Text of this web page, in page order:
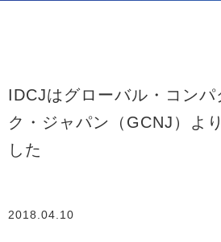
IDCJはグローバル・コン
ク・ジャパン（GCNJ）よ
した
2018.04.10